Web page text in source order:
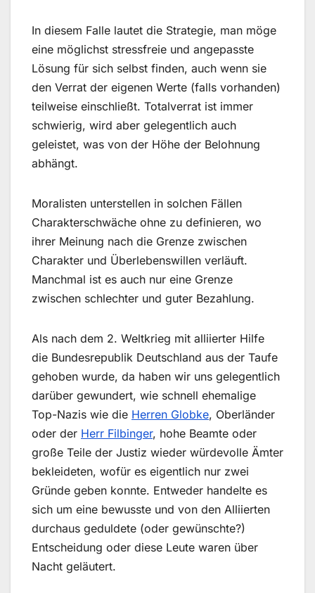
In diesem Falle lautet die Strategie, man möge
eine möglichst stressfreie und angepasste
Lösung für sich selbst finden, auch wenn sie
den Verrat der eigenen Werte (falls vorhanden)
teilweise einschließt. Totalverrat ist immer
schwierig, wird aber gelegentlich auch
geleistet, was von der Höhe der Belohnung
abhängt.
Moralisten unterstellen in solchen Fällen
Charakterschwäche ohne zu definieren, wo
ihrer Meinung nach die Grenze zwischen
Charakter und Überlebenswillen verläuft.
Manchmal ist es auch nur eine Grenze
zwischen schlechter und guter Bezahlung.
Als nach dem 2. Weltkrieg mit alliierter Hilfe
die Bundesrepublik Deutschland aus der Taufe
gehoben wurde, da haben wir uns gelegentlich
darüber gewundert, wie schnell ehemalige
Top-Nazis wie die Herren Globke, Oberländer
oder der Herr Filbinger, hohe Beamte oder
große Teile der Justiz wieder würdevolle Ämter
bekleideten, wofür es eigentlich nur zwei
Gründe geben konnte. Entweder handelte es
sich um eine bewusste und von den Alliierten
durchaus geduldete (oder gewünschte?)
Entscheidung oder diese Leute waren über
Nacht geläutert.